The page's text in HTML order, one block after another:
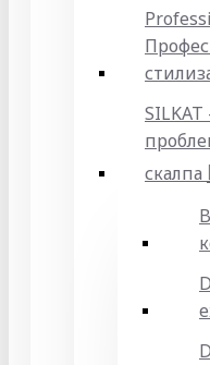
скалпа